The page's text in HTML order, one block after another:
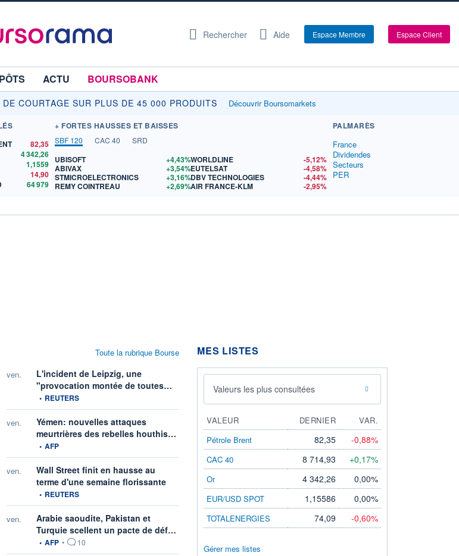
Rechercher Aide Espace Membre Espace Client
ACTU BOURSOBANK
COURTAGE SUR PLUS DE 45 000 PRODUITS INVESTIR À 0€ DE FRAIS DE COURTAGE SUR PLUS
Découvrir Boursomarkets
82,35
4 342,26
1,1559
14,90
64 979
+ FORTES HAUSSES ET BAISSES
SBF 120 CAC 40 SRD
UBISOFT
+4,43%
ABIVAX
+3,54%
STMICROELECTRONICS
+3,16%
REMY COINTREAU
+2,69%
WORLDLINE
-5,12%
EUTELSAT
-4,58%
DBV TECHNOLOGIES
-4,44%
AIR FRANCE-KLM
-2,95%
PALMARÈS
France
Dividendes
Secteurs
PER
ven.
L'incident de Leipzig, une
"provocation montée de toutes…
• REUTERS
ven.
Yémen: nouvelles attaques
meurtrières des rebelles houthis… information fournie par
• AFP
ven.
Wall Street finit en hausse au
terme d'une semaine florissante information fournie par
• REUTERS
ven.
Arabie saoudite, Pakistan et
Turquie scellent un pacte de déf… information fournie par
• AFP • 10
Toute la rubrique Bourse MES LISTES
Valeurs les plus consultées
VALEUR DERNIER
VAR.
Pétrole Brent
82,35 -0,88%
CAC 40 8 714,93 +0,17%
Or 4 342,26 0,00%
EUR/USD SPOT 1,15586 0,00%
TOTALENERGIES 74,09 -0,60%
Gérer mes listes